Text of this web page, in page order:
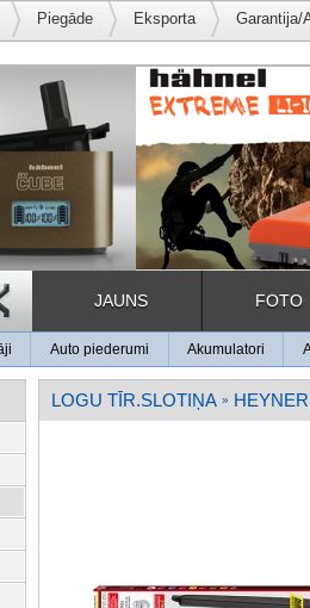
Piegāde Eksporta Garantija/
JAUNS FOTO
Auto piederumi Akumulatori
LOGU TĪR.SLOTIŅA »